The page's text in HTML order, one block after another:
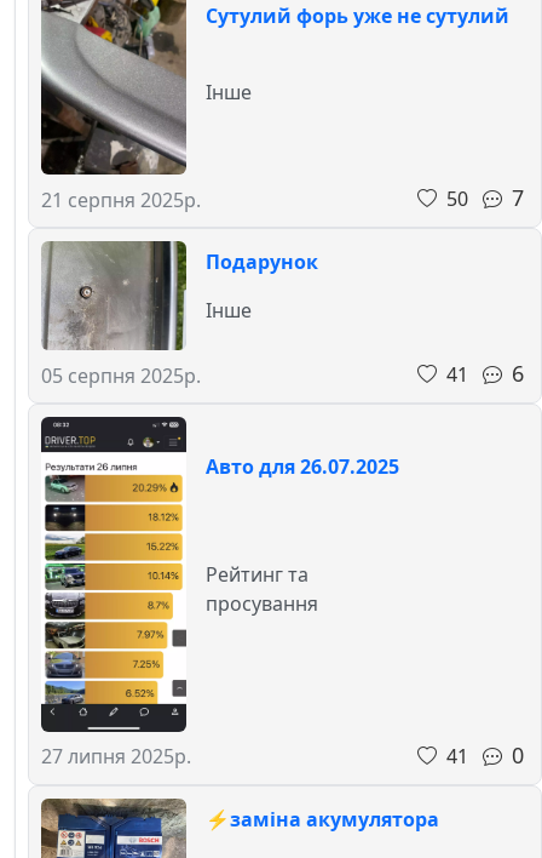
Сутулий форь уже не сутулий
21 серпня 2025р.
Інше
50 7
Подарунок
05 серпня 2025р.
Інше
41 6
Авто для 26.07.2025
27 липня 2025р.
Рейтинг та
просування
41 0
⚡️заміна акумулятора